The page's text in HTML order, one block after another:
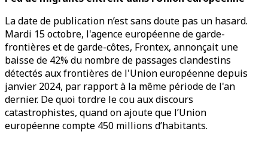
La date de publication n’est sans doute pas un hasard.
Mardi 15 octobre, l'agence européenne de garde-
frontières et de garde-côtes, Frontex, annonçait une
baisse de 42% du nombre de passages clandestins
détectés aux frontières de l'Union européenne depuis
janvier 2024, par rapport à la même période de l'an
dernier. De quoi tordre le cou aux discours
catastrophistes, quand on ajoute que l’Union
européenne compte 450 millions d’habitants.